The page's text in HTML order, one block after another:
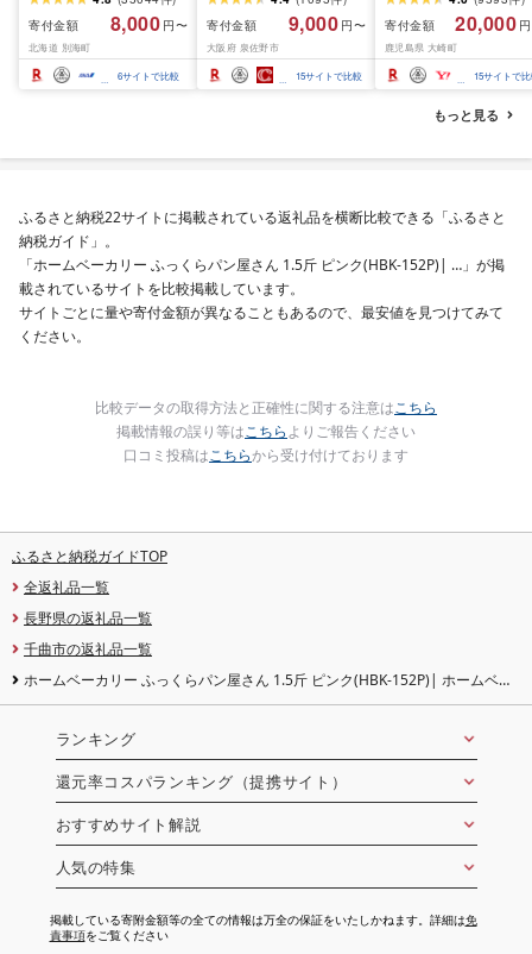
るさと納税 訳あり 帆立
ふるさと わけあり ホタ
テ貝柱 貝 人気 不揃い 刺
身 規格外 魚介 ランキン
グ 海鮮 冷凍 発送時期が
寄付金額
8,000 円〜
北海道 別海町
6サイトで比較
ズ バナメイエビ バラ凍
結 下処理不要 サイズ不
揃い 訳あり
寄付金額
9,000 円〜
大阪府 泉佐野市
15サイトで比較
寄付金額
20,000
鹿児島県 大崎町
15サイトで
もっと見る
ふるさと納税22サイトに掲載されている返礼品を横断比較できる「ふるさと
納税ガイド」。
「ホームベーカリー ふっくらパン屋さん 1.5斤 ピンク(HBK-152P)| …」が掲
載されているサイトを比較掲載しています。
サイトごとに量や寄付金額が異なることもあるので、最安値を見つけてみて
ください。
比較データの取得方法と正確性に関する注意はこちら
掲載情報の誤り等はこちらよりご報告ください
口コミ投稿はこちらから受け付けております
ふるさと納税ガイドTOP
全返礼品一覧
長野県の返礼品一覧
千曲市の返礼品一覧
ホームベーカリー ふっくらパン屋さん 1.5斤 ピンク(HBK-152P)| ホームベー
芋 ヨーグルト ジャム MK エムケー精工 信州 長野県
ランキング
還元率コスパランキング（提携サイト）
おすすめサイト解説
人気の特集
掲載している寄附金額等の全ての情報は万全の保証をいたしかねます。詳細は免
責事項をご覧ください